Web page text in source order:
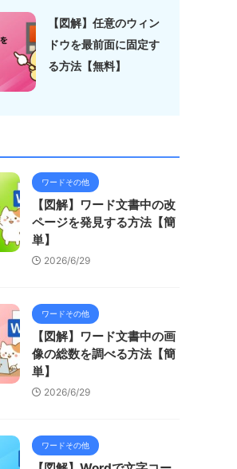
【図解】任意のウィン
ドウを最前面に固定す
る方法【無料】
ワードその他
【図解】ワード文書中の改
ページを発見する方法【簡
単】
2026/6/29
ワードその他
【図解】ワード文書中の画
像の総数を調べる方法【簡
単】
2026/6/29
ワードその他